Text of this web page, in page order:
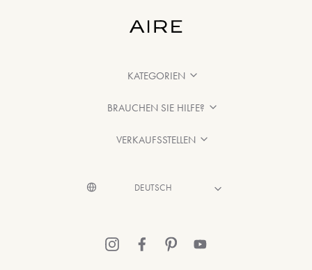
KATEGORIEN
BRAUCHEN SIE HILFE?
VERKAUFSSTELLEN